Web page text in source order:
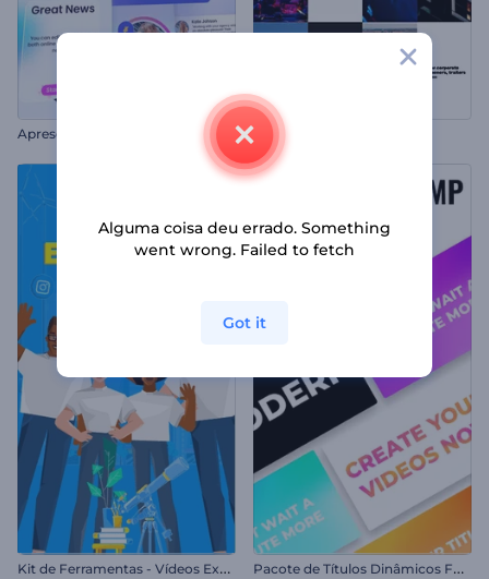
Apresentação Corporativa Limpa Pacote de Tipografia Nítida
K
it de Ferramentas - Vídeos Explicativos Modernos P
acote de Títulos Dinâmicos Fortes
Alguma coisa deu errado. Something
went wrong. Failed to fetch
Got it